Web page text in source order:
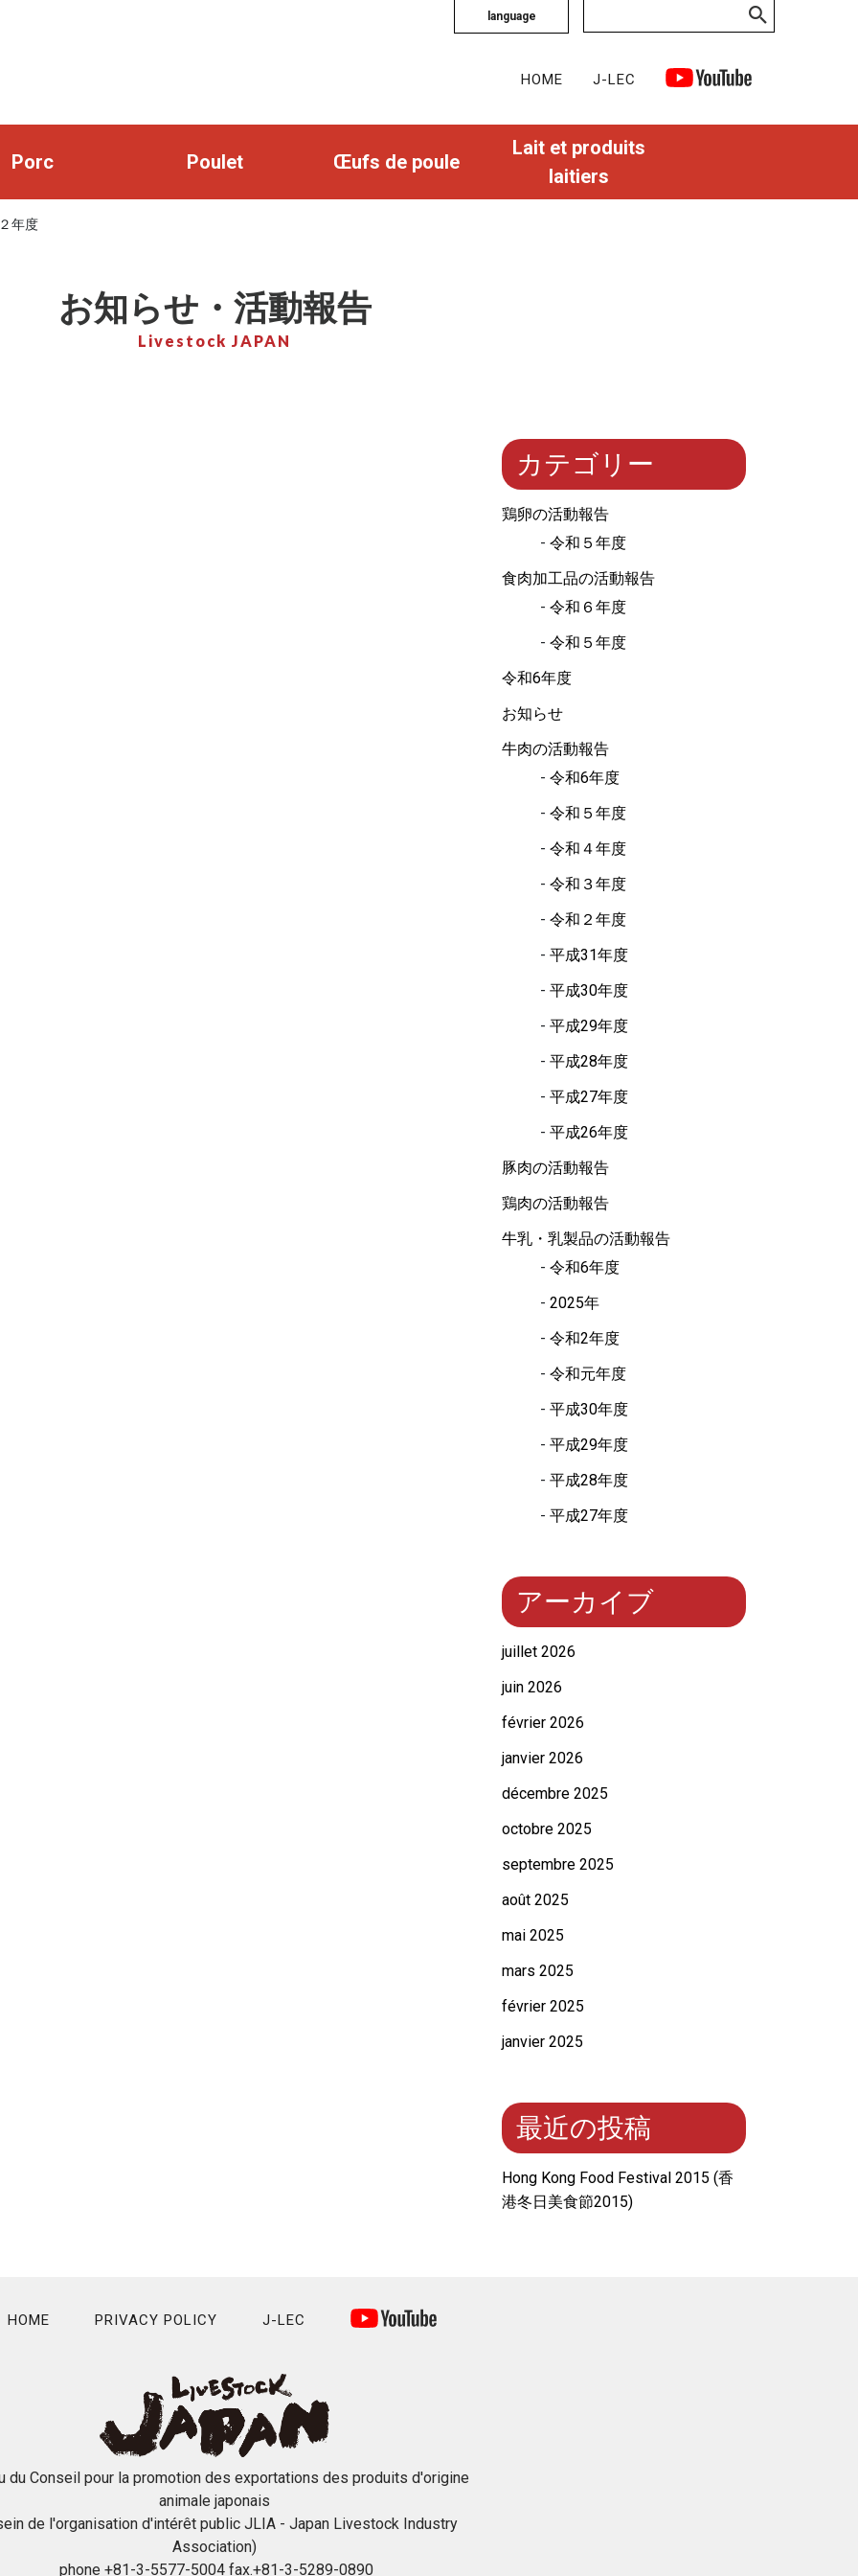
language
HOME J-LEC
Porc Poulet Œufs de poule
Lait et produits
laitiers
年度
お知らせ・活動報告
Livestock JAPAN
カテゴリー
鶏卵の活動報告
令和５年度
食肉加工品の活動報告
令和６年度
令和５年度
令和6年度
お知らせ
牛肉の活動報告
令和6年度
令和５年度
令和４年度
令和３年度
令和２年度
平成31年度
平成30年度
平成29年度
平成28年度
平成27年度
平成26年度
豚肉の活動報告
鶏肉の活動報告
牛乳・乳製品の活動報告
令和6年度
2025年
令和2年度
令和元年度
平成30年度
平成29年度
平成28年度
平成27年度
アーカイブ
juillet 2026
juin 2026
février 2026
janvier 2026
décembre 2025
octobre 2025
septembre 2025
août 2025
mai 2025
mars 2025
février 2025
janvier 2025
最近の投稿
Hong Kong Food Festival 2015 (⾹
港冬⽇美⾷節2015)
HOME PRIVACY POLICY J-LEC
du Conseil pour la promotion des exportations des produits d'origine
animale japonais
de l'organisation d'intérêt public JLIA - Japan Livestock Industry
Association)
phone +81-3-5577-5004 fax.+81-3-5289-0890